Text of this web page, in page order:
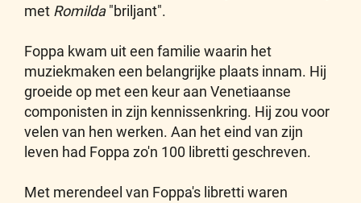
met Romilda"briljant".
Foppa kwam uit een familie waarin het
muziekmaken een belangrijke plaats innam. Hij
groeide op met een keur aan Venetiaanse
componisten in zijn kennissenkring. Hij zou voor
velen van hen werken. Aan het eind van zijn
leven had Foppa zo'n 100 libretti geschreven.
Met merendeel van Foppa's libretti waren